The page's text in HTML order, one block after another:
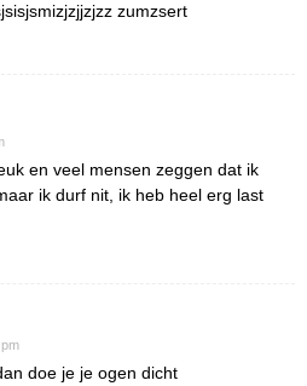
zumzsert
en veel mensen zeggen dat ik
ik durf nit, ik heb heel erg last
doe je je ogen dicht